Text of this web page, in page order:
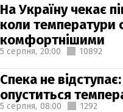
На Україну чекає
коли температури
комфортнішими
5 серпня, 20:00 10892
Спека не
опуститься
5 серпня, 08:00 1292